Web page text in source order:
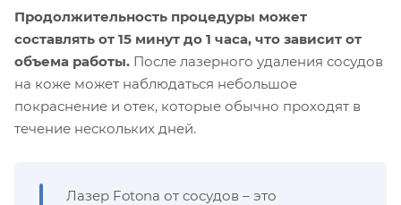
Продолжительность процедуры может
составлять от 15 минут до 1 часа, что зависит от
объема работы. После лазерного удаления сосудов
на коже может наблюдаться небольшое
покраснение и отек, которые обычно проходят в
течение нескольких дней.
Лазер Fotona от сосудов – это